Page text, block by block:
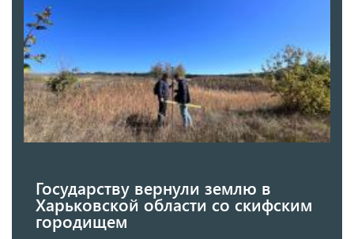
Государству вернули землю в
Харьковской области со скифским
городищем